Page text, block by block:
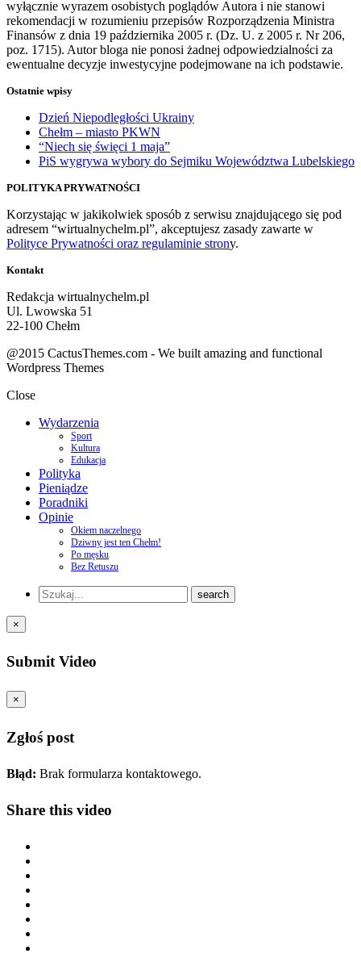
wyłącznie wyrazem osobistych poglądów Autora i nie stanowi
rekomendacji w rozumieniu przepisów Rozporządzenia Ministra
Finansów z dnia 19 października 2005 r. (Dz. U. z 2005 r. Nr 206,
poz. 1715). Autor bloga nie ponosi żadnej odpowiedzialności za
ewentualne decyzje inwestycyjne podejmowane na ich podstawie.
Ostatnie wpisy
Dzień Niepodległości Ukrainy
Chełm – miasto PKWN
“Niech się święci 1 maja”
PiS wygrywa wybory do Sejmiku Województwa Lubelskiego
POLITYKA PRYWATNOŚCI
Korzystając w jakikolwiek sposób z serwisu znajdującego się pod
adresem “wirtualnychelm.pl”, akceptujesz zasady zawarte w
Polityce Prywatności oraz regulaminie strony.
Kontakt
Redakcja wirtualnychelm.pl
Ul. Lwowska 51
22-100 Chełm
@2015 CactusThemes.com - We built amazing and functional
Wordpress Themes
Close
Wydarzenia
Sport
Kultura
Edukacja
Polityka
Pieniądze
Poradniki
Opinie
Okiem naczelnego
Dziwny jest ten Chełm!
Po męsku
Bez Retuszu
×
Submit Video
×
Zgłoś post
Błąd: Brak formularza kontaktowego.
Share this video